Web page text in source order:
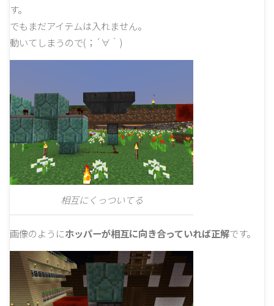
す。
でもまだアイテムは入れません。
動いてしまうので(；´∀｀)
相互にくっついてる
画像のようにホッパーが相互に向き合っていれば正解です。